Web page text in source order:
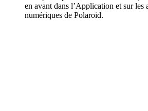
en avant dans l’Application et sur les
numériques de Polaroid.